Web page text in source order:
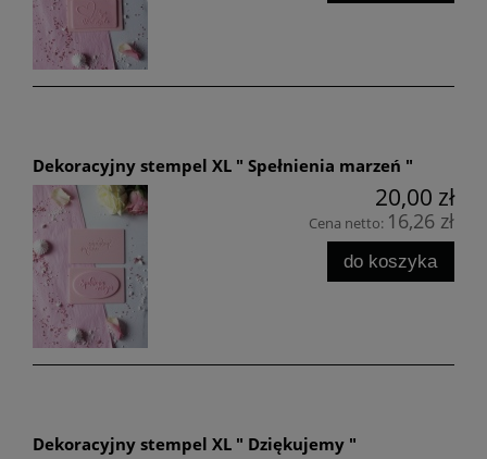
Dekoracyjny stempel XL " Spełnienia marzeń "
20,00 zł
Cena netto: 16,26 zł
do koszyka
Dekoracyjny stempel XL " Dziękujemy "